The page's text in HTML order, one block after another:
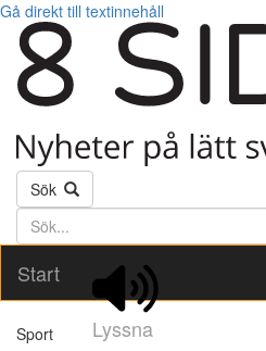
Gå direkt till textinnehåll
Sök
Söktext
Start
Lyssna
Sport